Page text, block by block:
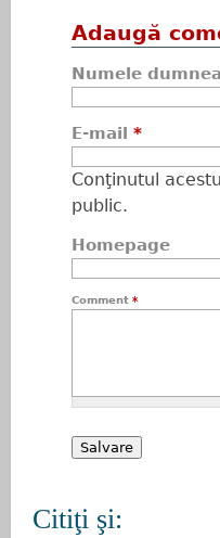
Adaugă
Numele
E-mail *
Conţinutul
public.
Homepage
Comment *
Citiţi şi: